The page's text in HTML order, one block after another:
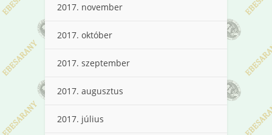
2017. november
2017. október
2017. szeptember
2017. augusztus
2017. július